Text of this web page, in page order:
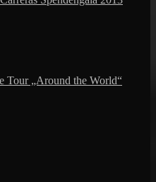
Tour „Around the World“